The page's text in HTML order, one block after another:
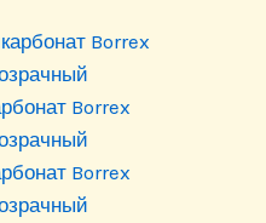
Borrex
Borrex